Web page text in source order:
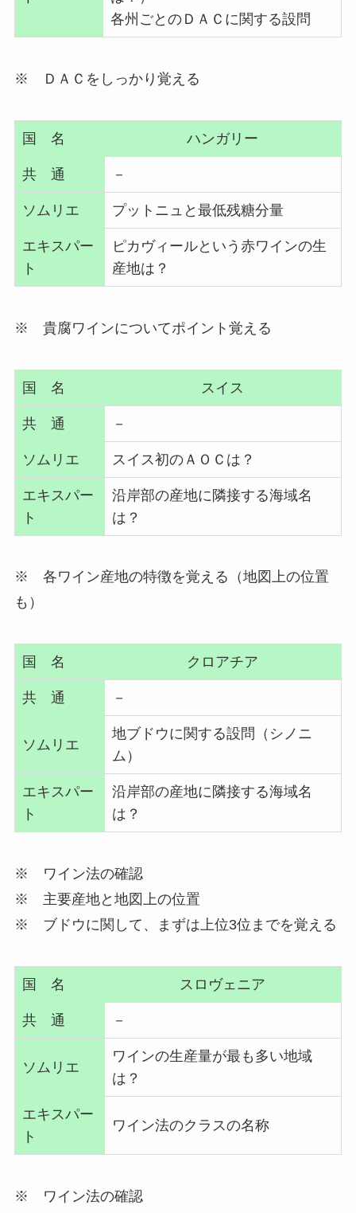
各州ごとのＤＡＣに関する設問
※ ＤＡＣをしっかり覚える
国 名 ハンガリー
共 通 －
ソムリエ プットニュと最低残糖分量
エキスパー
ト
ピカヴィールという赤ワインの生
産地は？
※ 貴腐ワインについてポイント覚える
国 名 スイス
共 通 －
ソムリエ スイス初のＡＯＣは？
エキスパー
ト
沿岸部の産地に隣接する海域名
は？
※ 各ワイン産地の特徴を覚える（地図上の位置
も）
国 名 クロアチア
共 通 －
ソムリエ
地ブドウに関する設問（シノニ
ム）
エキスパー
ト
沿岸部の産地に隣接する海域名
は？
※ ワイン法の確認
※ 主要産地と地図上の位置
※ ブドウに関して、まずは上位3位までを覚える
国 名 スロヴェニア
共 通 －
ソムリエ
ワインの生産量が最も多い地域
は？
エキスパー
ト
ワイン法のクラスの名称
※ ワイン法の確認